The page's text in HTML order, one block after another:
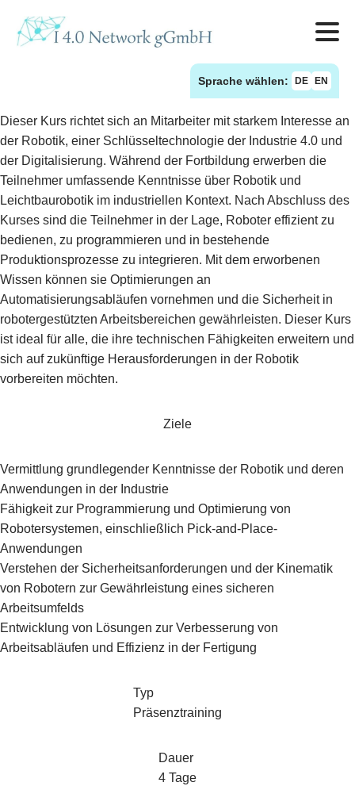
Sprache wählen: DE EN
Dieser Kurs richtet sich an Mitarbeiter mit starkem Interesse an
der Robotik, einer Schlüsseltechnologie der Industrie 4.0 und
der Digitalisierung. Während der Fortbildung erwerben die
Teilnehmer umfassende Kenntnisse über Robotik und
Leichtbaurobotik im industriellen Kontext. Nach Abschluss des
Kurses sind die Teilnehmer in der Lage, Roboter effizient zu
bedienen, zu programmieren und in bestehende
Produktionsprozesse zu integrieren. Mit dem erworbenen
Wissen können sie Optimierungen an
Automatisierungsabläufen vornehmen und die Sicherheit in
robotergestützten Arbeitsbereichen gewährleisten. Dieser Kurs
ist ideal für alle, die ihre technischen Fähigkeiten erweitern und
sich auf zukünftige Herausforderungen in der Robotik
vorbereiten möchten.
Ziele
Vermittlung grundlegender Kenntnisse der Robotik und deren
Anwendungen in der Industrie
Fähigkeit zur Programmierung und Optimierung von
Robotersystemen, einschließlich Pick-and-Place-
Anwendungen
Verstehen der Sicherheitsanforderungen und der Kinematik
von Robotern zur Gewährleistung eines sicheren
Arbeitsumfelds
Entwicklung von Lösungen zur Verbesserung von
Arbeitsabläufen und Effizienz in der Fertigung
Typ
Präsenztraining
Dauer
4 Tage